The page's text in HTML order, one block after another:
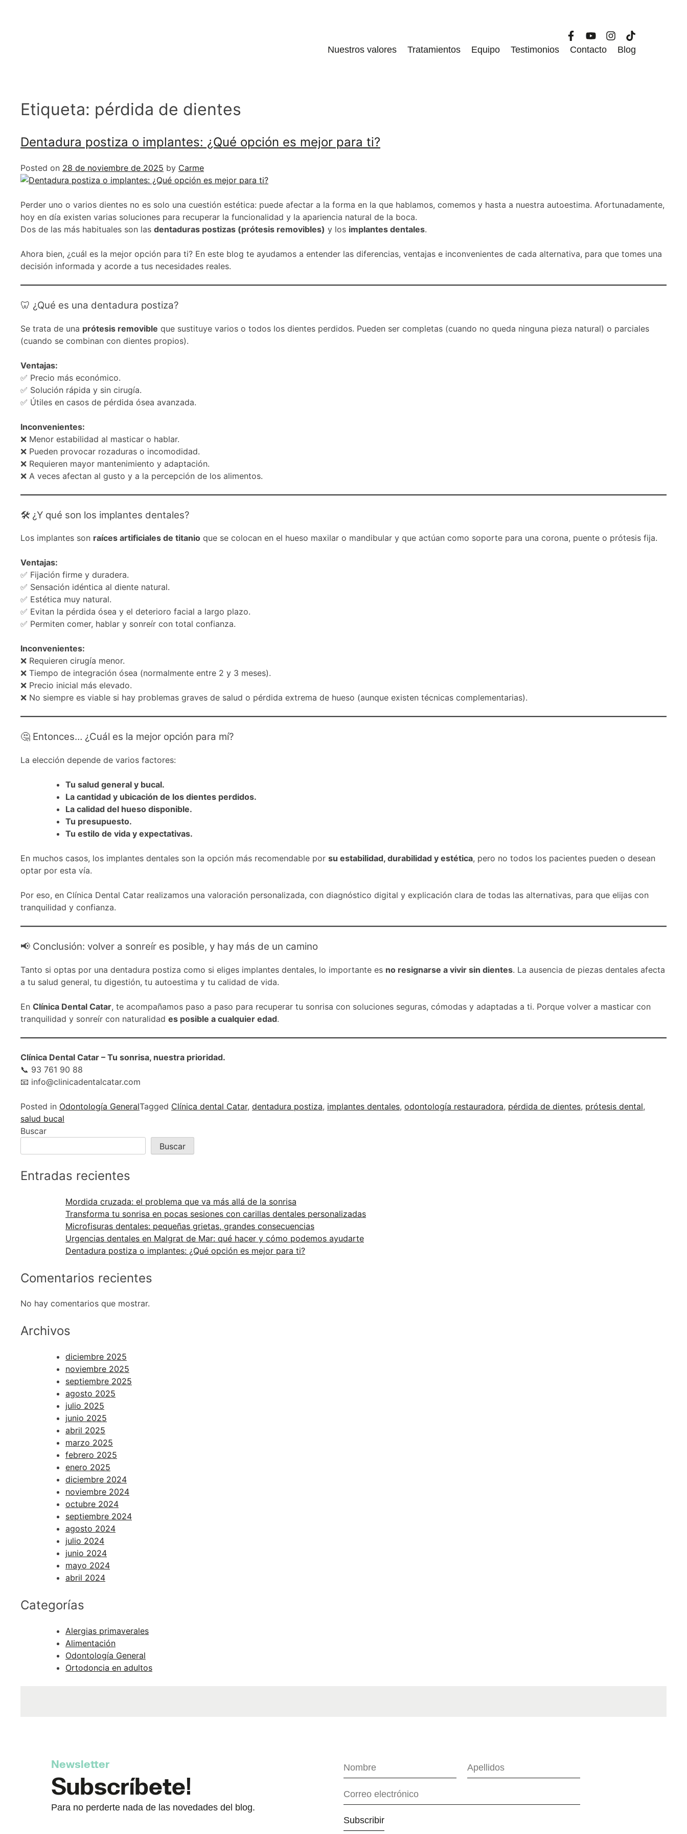
Nuestros valores Tratamientos Equipo Testimonios Contacto Blog
Etiqueta: pérdida de dientes
Dentadura postiza o implantes: ¿Qué opción es mejor para ti?
Posted on 28 de noviembre de 2025 by Carme
Perder uno o varios dientes no es solo una cuestión estética: puede afectar a la forma en la que hablamos, comemos y hasta a nuestra autoestima. Afortunadamente,
hoy en día existen varias soluciones para recuperar la funcionalidad y la apariencia natural de la boca.
Dos de las más habituales son las dentaduras postizas (prótesis removibles) y los implantes dentales.
Ahora bien, ¿cuál es la mejor opción para ti? En este blog te ayudamos a entender las diferencias, ventajas e inconvenientes de cada alternativa, para que tomes una
decisión informada y acorde a tus necesidades reales.
🦷 ¿Qué es una dentadura postiza?
Se trata de una prótesis removible que sustituye varios o todos los dientes perdidos. Pueden ser completas (cuando no queda ninguna pieza natural) o parciales
(cuando se combinan con dientes propios).
Ventajas:
✅ Precio más económico.
✅ Solución rápida y sin cirugía.
✅ Útiles en casos de pérdida ósea avanzada.
Inconvenientes:
❌ Menor estabilidad al masticar o hablar.
❌ Pueden provocar rozaduras o incomodidad.
❌ Requieren mayor mantenimiento y adaptación.
❌ A veces afectan al gusto y a la percepción de los alimentos.
🛠️ ¿Y qué son los implantes dentales?
Los implantes son raíces artificiales de titanio que se colocan en el hueso maxilar o mandibular y que actúan como soporte para una corona, puente o prótesis fija.
Ventajas:
✅ Fijación firme y duradera.
✅ Sensación idéntica al diente natural.
✅ Estética muy natural.
✅ Evitan la pérdida ósea y el deterioro facial a largo plazo.
✅ Permiten comer, hablar y sonreír con total confianza.
Inconvenientes:
❌ Requieren cirugía menor.
❌ Tiempo de integración ósea (normalmente entre 2 y 3 meses).
❌ Precio inicial más elevado.
❌ No siempre es viable si hay problemas graves de salud o pérdida extrema de hueso (aunque existen técnicas complementarias).
🤔 Entonces… ¿Cuál es la mejor opción para mí?
La elección depende de varios factores:
Tu salud general y bucal.
La cantidad y ubicación de los dientes perdidos.
La calidad del hueso disponible.
Tu presupuesto.
Tu estilo de vida y expectativas.
En muchos casos, los implantes dentales son la opción más recomendable por su estabilidad, durabilidad y estética, pero no todos los pacientes pueden o desean
optar por esta vía.
Por eso, en Clínica Dental Catar realizamos una valoración personalizada, con diagnóstico digital y explicación clara de todas las alternativas, para que elijas con
tranquilidad y confianza.
📢 Conclusión: volver a sonreír es posible, y hay más de un camino
Tanto si optas por una dentadura postiza como si eliges implantes dentales, lo importante es no resignarse a vivir sin dientes. La ausencia de piezas dentales afecta
a tu salud general, tu digestión, tu autoestima y tu calidad de vida.
En Clínica Dental Catar, te acompañamos paso a paso para recuperar tu sonrisa con soluciones seguras, cómodas y adaptadas a ti. Porque volver a masticar con
tranquilidad y sonreír con naturalidad es posible a cualquier edad.
Clínica Dental Catar – Tu sonrisa, nuestra prioridad.
📞 93 761 90 88
📧 info@clinicadentalcatar.com
Posted in Odontología GeneralTagged Clínica dental Catar, dentadura postiza, implantes dentales, odontología restauradora, pérdida de dientes, prótesis dental,
salud bucal
Buscar
Buscar
Entradas recientes
Mordida cruzada: el problema que va más allá de la sonrisa
Transforma tu sonrisa en pocas sesiones con carillas dentales personalizadas
Microfisuras dentales: pequeñas grietas, grandes consecuencias
Urgencias dentales en Malgrat de Mar: qué hacer y cómo podemos ayudarte
Dentadura postiza o implantes: ¿Qué opción es mejor para ti?
Comentarios recientes
No hay comentarios que mostrar.
Archivos
diciembre 2025
noviembre 2025
septiembre 2025
agosto 2025
julio 2025
junio 2025
abril 2025
marzo 2025
febrero 2025
enero 2025
diciembre 2024
noviembre 2024
octubre 2024
septiembre 2024
agosto 2024
julio 2024
junio 2024
mayo 2024
abril 2024
Categorías
Alergias primaverales
Alimentación
Odontología General
Ortodoncia en adultos
Newsletter
Subscríbete!
Para no perderte nada de las novedades del blog.
Subscribir